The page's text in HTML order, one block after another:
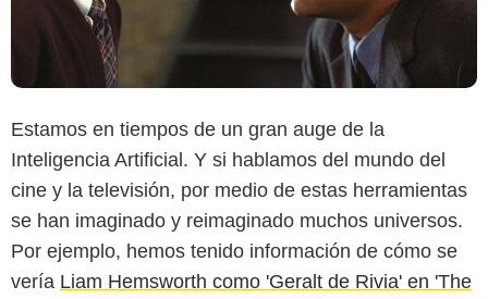
Estamos en tiempos de un gran auge de la
Inteligencia Artificial. Y si hablamos del mundo del
cine y la televisión, por medio de estas herramientas
se han imaginado y reimaginado muchos universos.
Por ejemplo, hemos tenido información de cómo se
vería Liam Hemsworth como 'Geralt de Rivia' en 'The